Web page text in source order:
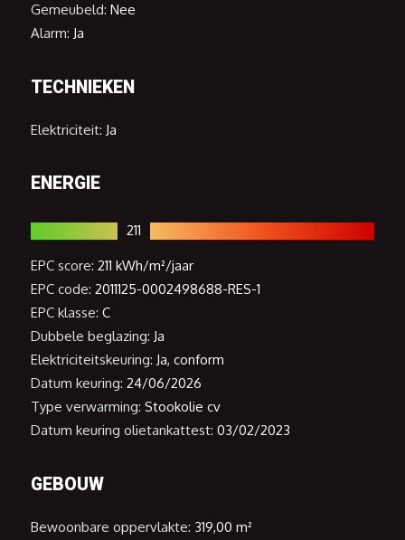
Gemeubeld: Nee
Alarm: Ja
TECHNIEKEN
Elektriciteit: Ja
ENERGIE
211
EPC score: 211 kWh/m²/jaar
EPC code: 2011125-0002498688-RES-1
EPC klasse: C
Dubbele beglazing: Ja
Elektriciteitskeuring: Ja, conform
Datum keuring: 24/06/2026
Type verwarming: Stookolie cv
Datum keuring olietankattest: 03/02/2023
GEBOUW
Bewoonbare oppervlakte: 319,00 m²